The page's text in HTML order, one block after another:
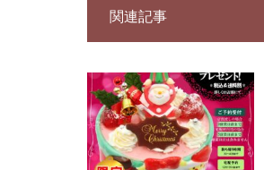
関連記事